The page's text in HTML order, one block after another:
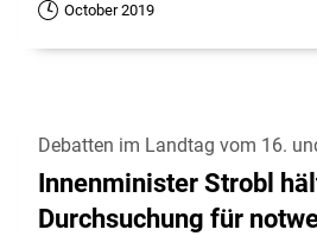
October 2019
Debatten im Landtag vom 16.
Innenminister Strobl
Durchsuchung für